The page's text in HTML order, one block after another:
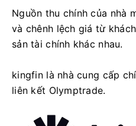
Nguồn thu chính của nhà
và chênh lệch giá từ
sản tài chính khác nhau.
kingfin là nhà cung cấp
liên kết Olymptrade.